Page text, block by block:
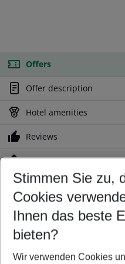
Offers
Offer description
Hotel amenities
Reviews
Location
Customize your offer
Find the perfect deal which
Your departure airport
Any airport
Stimmen Sie zu,
Cookies
Ihnen das beste
bieten?
Wir verwenden Cookies